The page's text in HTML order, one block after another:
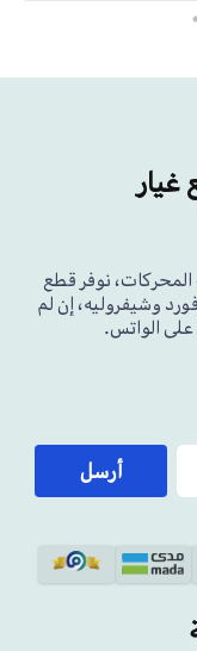
نوفر قطع
وشيفروليه، إن لم
على الواتس.
أرسل